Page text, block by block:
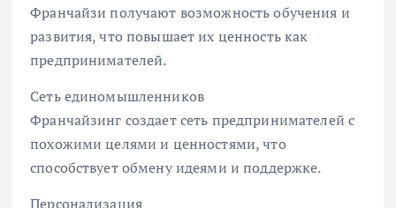
Франчайзи получают возможность обучения и
развития, что повышает их ценность как
предпринимателей.
Сеть единомышленников
Франчайзинг создает сеть предпринимателей с
похожими целями и ценностями, что
способствует обмену идеями и поддержке.
Персонализация